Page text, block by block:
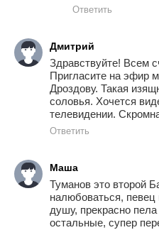
Ответить
Дмитрий
Здравствуйте! Всем
Пригласите на эфир
Дроздову. Такая
соловья. Хочется
телевидении.
Ответить
Маша
Туманов это второй
налюбоваться, певец
душу, прекрасно
остальные, супер